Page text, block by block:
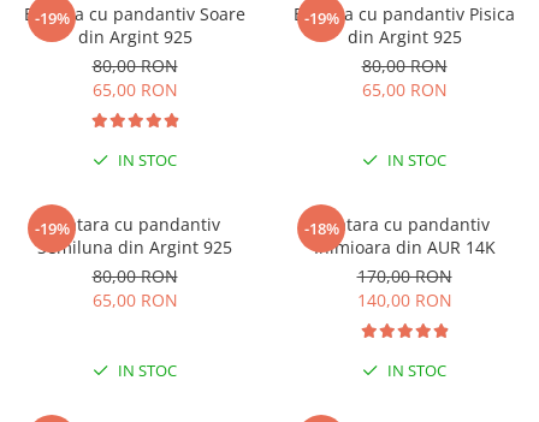
Coliere cu Animale
Coliere cu Molecule
Coliere Diverse
Brățări din Argint cu șnur reglabil
BRĂȚĂRI CU PIETRE SEMIPREȚIOASE
Brățări din Aur cu pietre
semiprețioase
Brățări elastice cu pietre
-19%
Bratara cu pandantiv Soare
din Argint 925
80,00 RON
65,00 RON
IN STOC
-19%
Bratara cu pandantiv Pisica
din Argint 925
80,00 RON
65,00 RON
IN STOC
-19%
Bratara cu pandantiv
Semiluna din Argint 925
80,00 RON
65,00 RON
IN STOC
-18%
Bratara cu pandantiv
Inimioara din AUR 14K
170,00 RON
140,00 RON
IN STOC